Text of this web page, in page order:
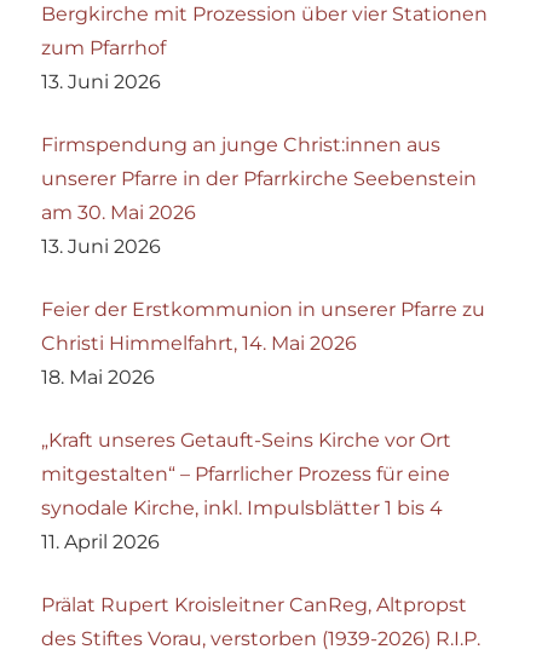
Bergkirche mit Prozession über vier Stationen
zum Pfarrhof
13. Juni 2026
Firmspendung an junge Christ:innen aus
unserer Pfarre in der Pfarrkirche Seebenstein
am 30. Mai 2026
13. Juni 2026
Feier der Erstkommunion in unserer Pfarre zu
Christi Himmelfahrt, 14. Mai 2026
18. Mai 2026
„Kraft unseres Getauft-Seins Kirche vor Ort
mitgestalten“ – Pfarrlicher Prozess für eine
synodale Kirche, inkl. Impulsblätter 1 bis 4
11. April 2026
Prälat Rupert Kroisleitner CanReg, Altpropst
des Stiftes Vorau, verstorben (1939-2026) R.I.P.